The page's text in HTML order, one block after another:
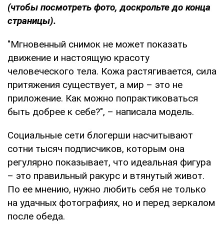
(чтобы посмотреть фото, доскрольте до конца
страницы).
"Мгновенный снимок не может показать
движение и настоящую красоту
человеческого тела. Кожа растягивается, сила
притяжения существует, а мир – это не
приложение. Как можно попрактиковаться
быть добрее к себе?", – написала модель.
Социальные сети блогерши насчитывают
сотни тысяч подписчиков, которым она
регулярно показывает, что идеальная фигура
– это правильный ракурс и втянутый живот.
По ее мнению, нужно любить себя не только
на удачных фотографиях, но и перед зеркалом
после обеда.